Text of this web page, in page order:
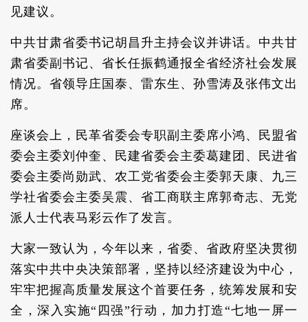
见建议。
中共甘肃省委书记胡昌升主持会议并讲话。中共甘
肃省委副书记、省长任振鹤通报全省经济社会发展
情况。省领导庄国泰、雷东生、孙雪涛及张伟文出
席。
座谈会上，民革省委会专职副主委席小鸿、民盟省
委会主委刘仲奎、民建省委会主委葛建团、民进省
委会主委尚勋武、农工党省委会主委郭天康、九三
学社省委会主委吴震、省工商联主席郭奇志、无党
派人士代表马彩云作了发言。
大家一致认为，今年以来，省委、省政府坚决贯彻
落实中共中央决策部署，坚持以经济建设为中心，
牢牢把握高质量发展这个首要任务，统筹发展和安
全，深入实施“四强”行动，加力打造“七地一屏一